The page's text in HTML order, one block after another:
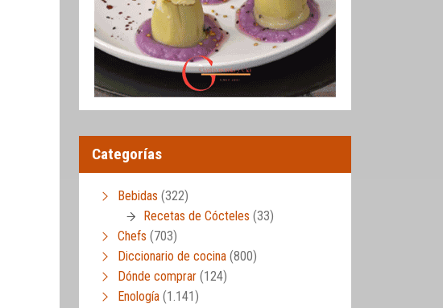
Categorías
Bebidas (322)
Recetas de Cócteles (33)
Chefs (703)
Diccionario de cocina (800)
Dónde comprar (124)
Enología (1.141)